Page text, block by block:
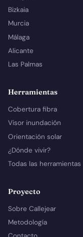
Bizkaia
Murcia
Málaga
Alicante
Las Palmas
Herramientas
Cobertura fibra
Visor inundación
Orientación solar
¿Dónde vivir?
Todas las herramientas
Proyecto
Sobre Callejear
Metodología